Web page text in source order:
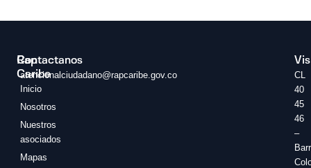
Rap
Caribe
Inicio
Nosotros
Nuestros
asociados
Mapas
Contactanos
atencionalciudadano@rapcaribe.gov.co
CL
40
45
46
–